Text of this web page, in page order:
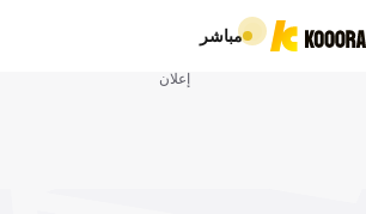
مباشر
إعلان